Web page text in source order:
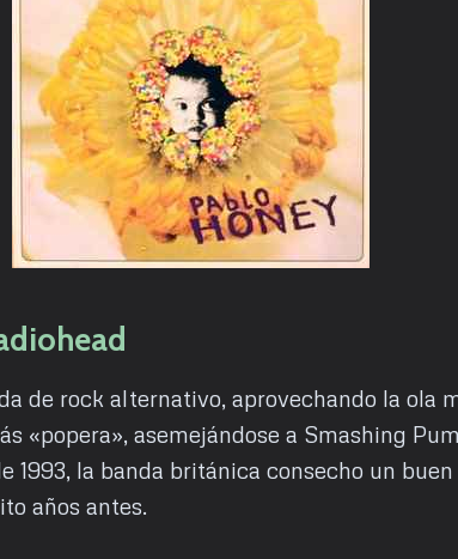
de rock alternativo, aprovechando la ola
«popera», asemejándose a Smashing
1993, la banda británica consecho un
años antes.